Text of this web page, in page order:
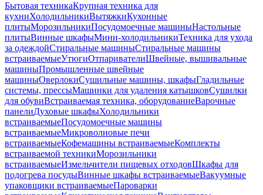
Бытовая техникаКрупная техника для
кухниХолодильникиВытяжкиКухонные
плитыМорозильникиПосудомоечные машиныНастольные
плитыВинные шкафыМини-холодильникиТехника для ухода
за одеждойСтиральные машиныСтиральные машины
встраиваемыеУтюгиОтпаривателиШвейные, вышивальные
машиныПромышленные швейные
машиныОверлокиСушильные машины, шкафыГладильные
системы, прессыМашинки для удаления катышковСушилки
для обувиВстраиваемая техника, оборудованиеВарочные
панелиДуховые шкафыХолодильники
встраиваемыеПосудомоечные машины
встраиваемыеМикроволновые печи
встраиваемыеКофемашины встраиваемыеКомплекты
встраиваемой техникиМорозильники
встраиваемыеИзмельчители пищевых отходовШкафы для
подогрева посудыВинные шкафы встраиваемыеВакуумные
упаковщики встраиваемыеПароварки